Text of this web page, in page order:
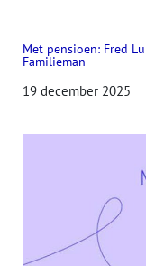
Met pensioen: Fred
Familieman
19 december 2025